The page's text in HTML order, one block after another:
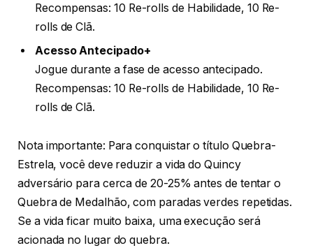
Recompensas: 10 Re-rolls de Habilidade, 10 Re-
rolls de Clã.
Acesso Antecipado+
Jogue durante a fase de acesso antecipado.
Recompensas: 10 Re-rolls de Habilidade, 10 Re-
rolls de Clã.
Nota importante: Para conquistar o título Quebra-
Estrela, você deve reduzir a vida do Quincy
adversário para cerca de 20-25% antes de tentar o
Quebra de Medalhão, com paradas verdes repetidas.
Se a vida ficar muito baixa, uma execução será
acionada no lugar do quebra.